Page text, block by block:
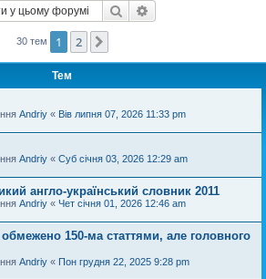
Пошук
30 тем 1 2
Тем
Andriy « Вів липня 07, 2026 11:33 pm
Andriy « Суб січня 03, 2026 12:29 am
англо-український словник 2011
Andriy « Чет січня 01, 2026 12:46 am
обмежено 150-ма статтями, але головного
Andriy « Пон грудня 22, 2025 9:28 pm